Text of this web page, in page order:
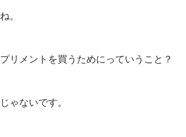
。
リメントを買うためにっていうこと？
ゃないです。